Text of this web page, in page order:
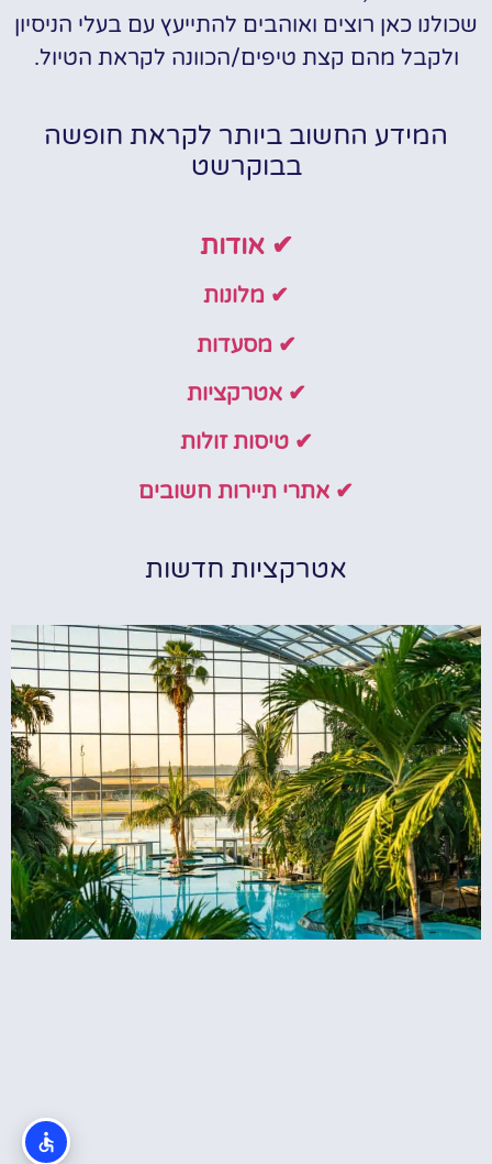
שכולנו כאן רוצים ואוהבים להתייעץ עם בעלי הניסיון
ולקבל מהם קצת טיפים/הכוונה לקראת הטיול.
המידע החשוב ביותר לקראת חופשה
בבוקרשט
✔ אודות
✔ מלונות
✔ מסעדות
✔ אטרקציות
✔ טיסות זולות
✔ אתרי תיירות חשובים
אטרקציות חדשות